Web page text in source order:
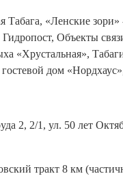
Табага, «Ленские
Объекты
«Хрустальная»,
дом
2, 2/1, ул. 50 лет
тракт 8 км